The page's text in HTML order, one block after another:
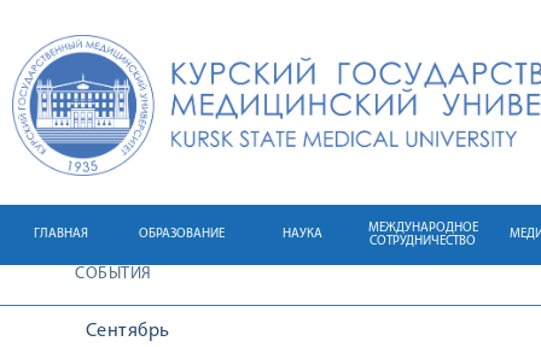
ГЛАВНАЯ ОБРАЗОВАНИЕ НАУКА
МЕЖДУНАРОДНОЕ
СОТРУДНИЧЕСТВО
СОБЫТИЯ
Сентябрь